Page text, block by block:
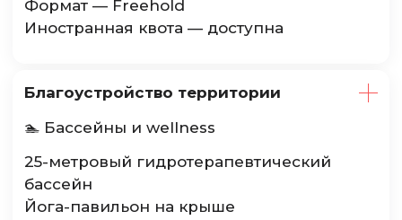
Формат — Freehold
Иностранная квота — доступна
Благоустройство территории
🏊 Бассейны и wellness
25-метровый гидротерапевтический
бассейн
Йога-павильон на крыше